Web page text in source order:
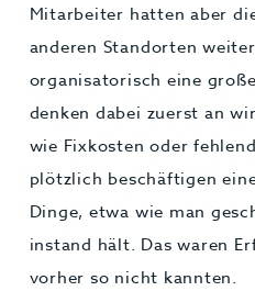
Mitarbeiter hatten aber
anderen Standorten
organisatorisch eine
denken dabei zuerst an
wie Fixkosten oder
plötzlich beschäftigen
Dinge, etwa wie man
instand hält. Das waren
vorher so nicht kannten.